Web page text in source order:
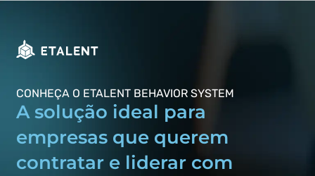
CONHEÇA O ETALENT BEHAVIOR SYSTEM
A solução ideal para
empresas que querem
contratar e liderar com